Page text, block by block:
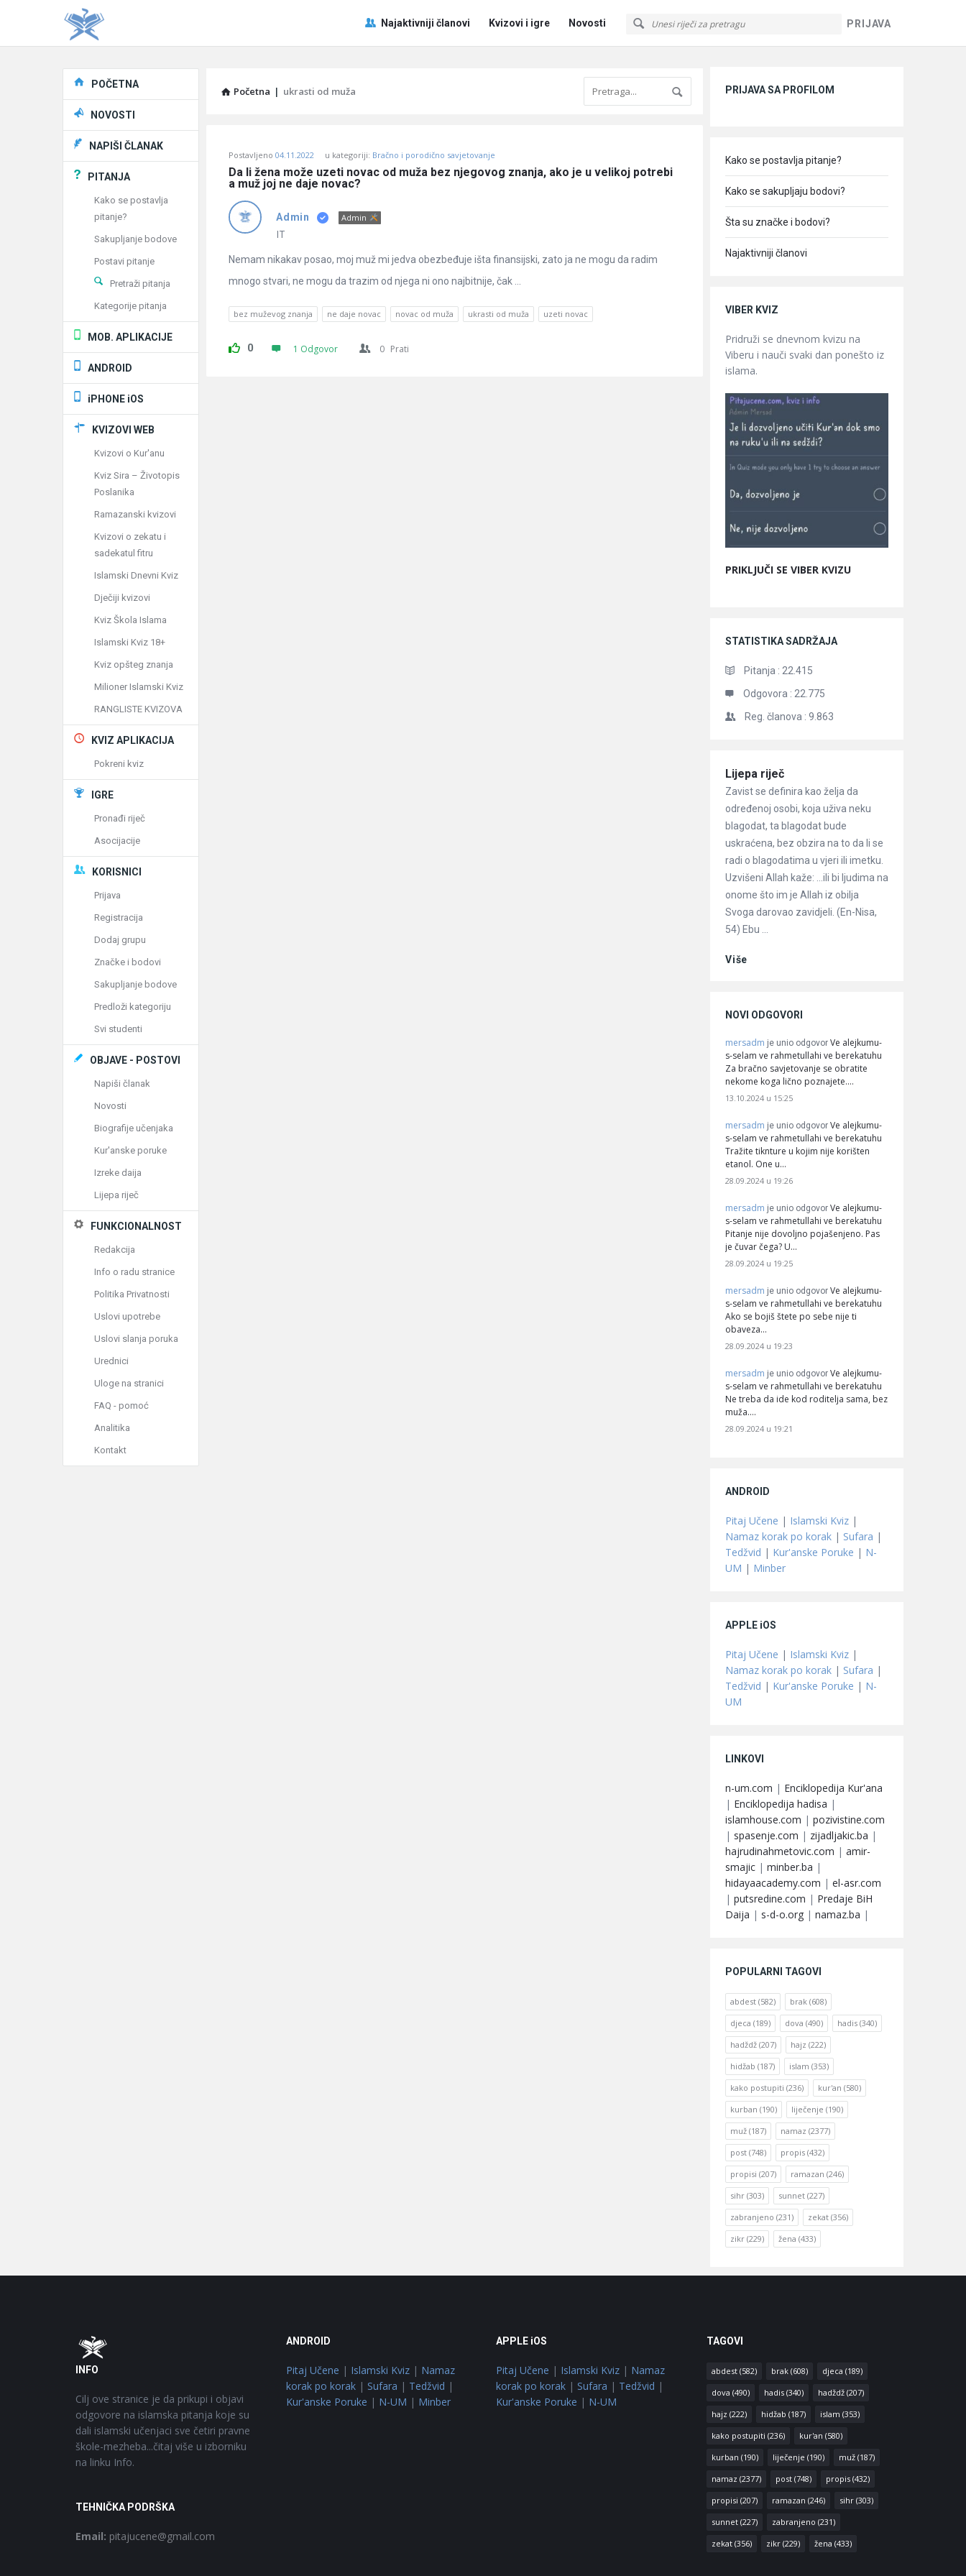
PRIJAVA
Pitaj
Učene
Najaktivniji članovi Kvizovi i igre Novosti
Početna | ukrasti od muža
Učene
Latest
Pitanja
Postavljeno 04.11.2022 u kategoriji: Bračno i porodično savjetovanje
Da li žena može uzeti novac od muža bez njegovog znanja, ako je u velikoj potrebi
a muž joj ne daje novac?
Admin Admin
IT
Nemam nikakav posao, moj muž mi jedva obezbeđuje išta finansijski, zato ja ne mogu da radim
mnogo stvari, ne mogu da trazim od njega ni ono najbitnije, čak ...
bez muževog znanja ne daje novac novac od muža ukrasti od muža uzeti novac
0 1 Odgovor 0 Prati
PRIJAVA SA PROFILOM
Kako se postavlja pitanje?
Kako se sakupljaju bodovi?
Šta su značke i bodovi?
Najaktivniji članovi
VIBER KVIZ
Pridruži se dnevnom kvizu na
Viberu i nauči svaki dan ponešto iz
islama.
PRIKLJUČI SE VIBER KVIZU
STATISTIKA SADRŽAJA
Pitanja : 22.415
Odgovora : 22.775
Reg. članova : 9.863
Članci
Lijepa riječ
Zavist se definira kao želja da
određenoj osobi, koja uživa neku
blagodat, ta blagodat bude
uskraćena, bez obzira na to da li se
radi o blagodatima u vjeri ili imetku.
Uzvišeni Allah kaže: …ili bi ljudima na
onome što im je Allah iz obilja
Svoga darovao zavidjeli. (En-Nisa,
54) Ebu ...
Više
NOVI ODGOVORI
mersadm je unio odgovor Ve alejkumu-
s-selam ve rahmetullahi ve berekatuhu
Za bračno savjetovanje se obratite
nekome koga lično poznajete.…
13.10.2024 u 15:25
mersadm je unio odgovor Ve alejkumu-
s-selam ve rahmetullahi ve berekatuhu
Tražite tiknture u kojim nije korišten
etanol. One u…
28.09.2024 u 19:26
mersadm je unio odgovor Ve alejkumu-
s-selam ve rahmetullahi ve berekatuhu
Pitanje nije dovoljno pojašenjeno. Pas
je čuvar čega? U…
28.09.2024 u 19:25
mersadm je unio odgovor Ve alejkumu-
s-selam ve rahmetullahi ve berekatuhu
Ako se bojiš štete po sebe nije ti
obaveza…
28.09.2024 u 19:23
mersadm je unio odgovor Ve alejkumu-
s-selam ve rahmetullahi ve berekatuhu
Ne treba da ide kod roditelja sama, bez
muža.…
28.09.2024 u 19:21
ANDROID
Pitaj Učene | Islamski Kviz |
Namaz korak po korak | Sufara |
Tedžvid | Kur'anske Poruke | N-
UM | Minber
APPLE iOS
Pitaj Učene | Islamski Kviz |
Namaz korak po korak | Sufara |
Tedžvid | Kur'anske Poruke | N-
UM
LINKOVI
n-um.com | Enciklopedija Kur'ana
| Enciklopedija hadisa |
islamhouse.com | pozivistine.com
| spasenje.com | zijadljakic.ba |
hajrudinahmetovic.com | amir-
smajic | minber.ba |
hidayaacademy.com | el-asr.com
| putsredine.com | Predaje BiH
Daija | s-d-o.org | namaz.ba |
POPULARNI TAGOVI
abdest (582) brak (608)
djeca (189) dova (490) hadis (340)
hadždž (207) hajz (222)
hidžab (187) islam (353)
kako postupiti (236) kur'an (580)
kurban (190) liječenje (190)
muž (187) namaz (2377)
post (748) propis (432)
propisi (207) ramazan (246)
sihr (303) sunnet (227)
zabranjeno (231) zekat (356)
zikr (229) žena (433)
Explore
POČETNA
NOVOSTI
NAPIŠI ČLANAK
PITANJA
Kako se postavlja
pitanje?
Sakupljanje bodove
Postavi pitanje
Pretraži pitanja
Kategorije pitanja
MOB. APLIKACIJE
ANDROID
iPHONE iOS
KVIZOVI WEB
Kvizovi o Kur'anu
Kviz Sira – Životopis
Poslanika
Ramazanski kvizovi
Kvizovi o zekatu i
sadekatul fitru
Islamski Dnevni Kviz
Dječiji kvizovi
Kviz Škola Islama
Islamski Kviz 18+
Kviz opšteg znanja
Milioner Islamski Kviz
RANGLISTE KVIZOVA
KVIZ APLIKACIJA
Pokreni kviz
IGRE
Pronađi riječ
Asocijacije
KORISNICI
Prijava
Registracija
Dodaj grupu
Značke i bodovi
Sakupljanje bodove
Predloži kategoriju
Svi studenti
OBJAVE - POSTOVI
Napiši članak
Novosti
Biografije učenjaka
Kur'anske poruke
Izreke daija
Lijepa riječ
FUNKCIONALNOST
Redakcija
Info o radu stranice
Politika Privatnosti
Uslovi upotrebe
Uslovi slanja poruka
Urednici
Uloge na stranici
FAQ - pomoć
Analitika
Kontakt
Footer
INFO
Cilj ove stranice je da prikupi i objavi
odgovore na islamska pitanja koje su
dali islamski učenjaci sve četiri pravne
škole-mezheba...čitaj više u izborniku
na linku Info.
TEHNIČKA PODRŠKA
Email: pitajucene@gmail.com
ANDROID
Pitaj Učene | Islamski Kviz| Namaz
korak po korak| Sufara | Tedžvid |
Kur'anske Poruke | N-UM | Minber
APPLE iOS
Pitaj Učene | Islamski Kviz | Namaz
korak po korak | Sufara | Tedžvid |
Kur'anske Poruke | N-UM
TAGOVI
abdest(582) brak(608) djeca (189)
dova (490) hadis(340) hadždž(207)
hajz (222) hidžab (187) islam (353)
kako postupiti (236) kur'an (580)
kurban (190) liječenje (190) muž(187)
namaz (2377) post(748) propis(432)
propisi (207) ramazan (246) sihr(303)
sunnet(227) zabranjeno (231)
zekat(356) zikr(229) žena (433)